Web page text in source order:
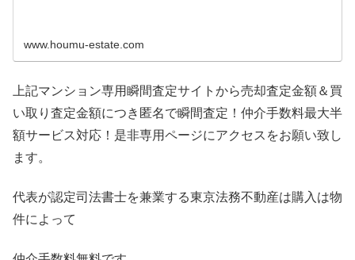
www.houmu-estate.com
上記マンション専用瞬間査定サイトから売却査定金額＆買
い取り査定金額につき匿名で瞬間査定！仲介手数料最大半
額サービス対応！是非専用ページにアクセスをお願い致し
ます。
代表が認定司法書士を兼業する東京法務不動産は購入は物
件によって